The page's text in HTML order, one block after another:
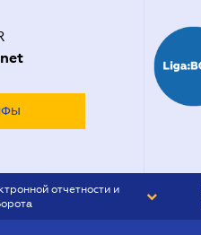
отчетности и